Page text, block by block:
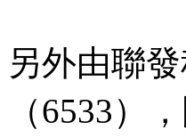
另外由聯
（6533）